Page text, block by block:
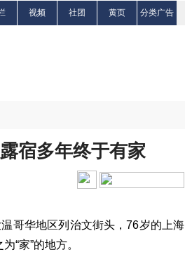
视频 社团 黄页 分类广告
宿多年终于有家
哥华地区列治文街头，76岁的上海
“家”的地方。